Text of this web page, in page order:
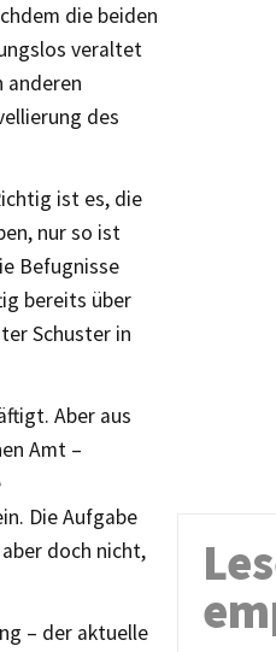
die beiden
veraltet
anderen
des
ist es, die
nur so ist
Befugnisse
bereits über
Schuster in
Aber aus
Amt –
Die Aufgabe
doch nicht,
– der aktuelle